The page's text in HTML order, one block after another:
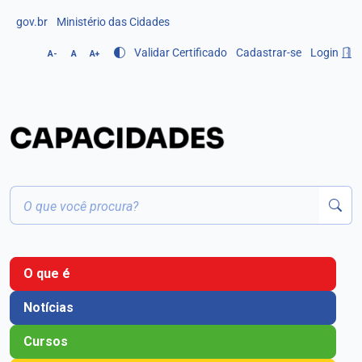
gov.br Ministério das Cidades
A- A A+ Validar Certificado Cadastrar-se Login
O que é
Notícias
Cursos